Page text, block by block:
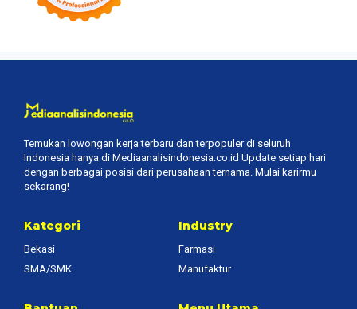
Temukan lowongan kerja terbaru dan terpopuler di seluruh
Indonesia hanya di Mediaanalisindonesia.co.id Update setiap hari
dengan berbagai posisi dari perusahaan ternama. Mulai karirmu
sekarang!
Kategori
Bekasi
SMA/SMK
Industry
Farmasi
Manufaktur